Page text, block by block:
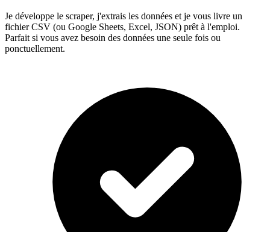
Je développe le scraper, j'extrais les données et je vous livre un
fichier CSV (ou Google Sheets, Excel, JSON) prêt à l'emploi.
Parfait si vous avez besoin des données une seule fois ou
ponctuellement.